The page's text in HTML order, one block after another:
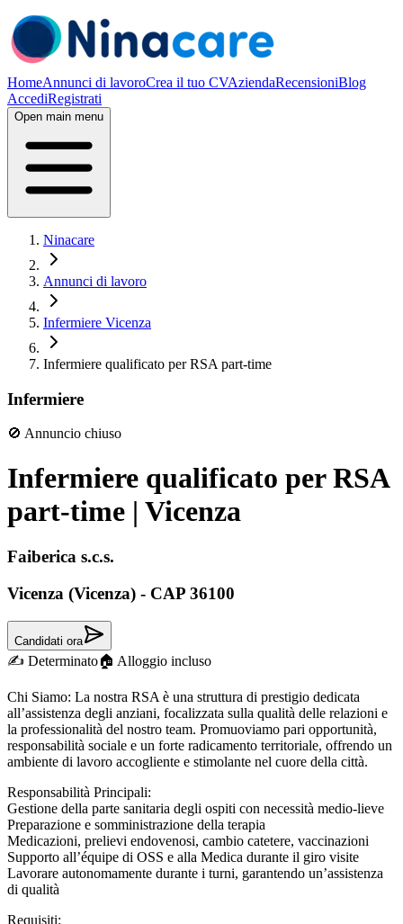
HomeAnnunci di lavoroCrea il tuo CVAziendaRecensioniBlog
AccediRegistrati
Open main menu
Ninacare
Annunci di lavoro
Infermiere Vicenza
Infermiere qualificato per RSA part-time
Infermiere
🚫 Annuncio chiuso
Infermiere qualificato per RSA
part-time | Vicenza
Faiberica s.c.s.
Vicenza (Vicenza) - CAP 36100
Candidati ora
✍️ Determinato🏠 Alloggio incluso
Chi Siamo: La nostra RSA è una struttura di prestigio dedicata
all’assistenza degli anziani, focalizzata sulla qualità delle relazioni e
la professionalità del nostro team. Promuoviamo pari opportunità,
responsabilità sociale e un forte radicamento territoriale, offrendo un
ambiente di lavoro accogliente e stimolante nel cuore della città.
Responsabilità Principali:
Gestione della parte sanitaria degli ospiti con necessità medio-lieve
Preparazione e somministrazione della terapia
Medicazioni, prelievi endovenosi, cambio catetere, vaccinazioni
Supporto all’équipe di OSS e alla Medica durante il giro visite
Lavorare autonomamente durante i turni, garantendo un’assistenza
di qualità
Requisiti: